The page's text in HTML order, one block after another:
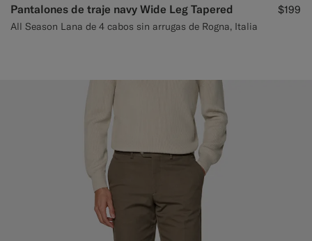
Pantalones de traje navy Wide Leg Tapered
All Season Lana de 4 cabos sin arrugas de Rogna, Italia
$199